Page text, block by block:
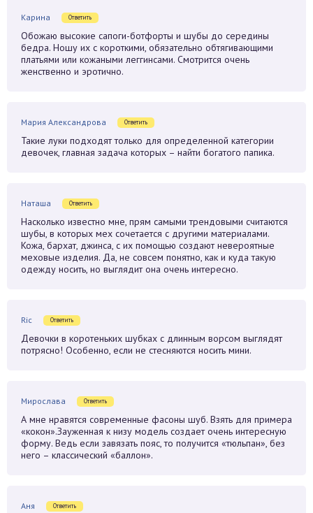
Карина Ответить
Обожаю высокие сапоги-ботфорты и шубы до середины
бедра. Ношу их с короткими, обязательно обтягивающими
платьями или кожаными леггинсами. Смотрится очень
женственно и эротично.
Мария Александрова Ответить
Такие луки подходят только для определенной категории
девочек, главная задача которых – найти богатого папика.
Наташа Ответить
Насколько известно мне, прям самыми трендовыми считаются
шубы, в которых мех сочетается с другими материалами.
Кожа, бархат, джинса, с их помощью создают невероятные
меховые изделия. Да, не совсем понятно, как и куда такую
одежду носить, но выглядит она очень интересно.
Ric Ответить
Девочки в коротеньких шубках с длинным ворсом выглядят
потрясно! Особенно, если не стесняются носить мини.
Мирослава Ответить
А мне нравятся современные фасоны шуб. Взять для примера
«кокон».Зауженная к низу модель создает очень интересную
форму. Ведь если завязать пояс, то получится «тюльпан», без
него – классический «баллон».
Аня Ответить